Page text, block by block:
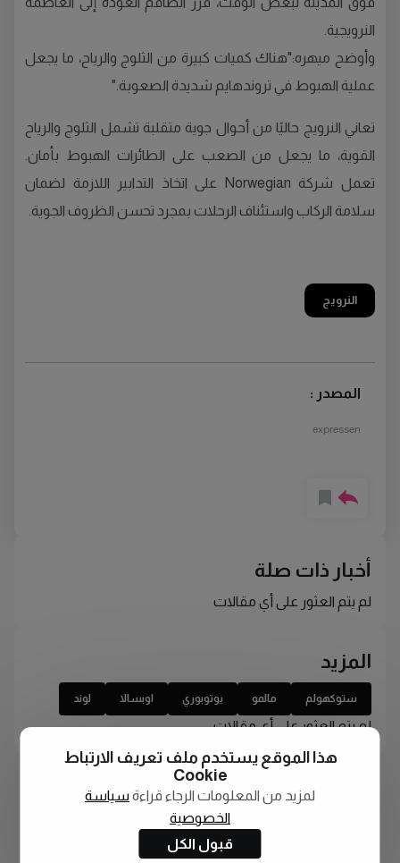
النرويجية.
وأوضح ميهره:"هناك كميات كبيرة من الثلوج والرياح، ما يجعل
عملية الهبوط في تروندهايم شديدة الصعوبة."
تعاني النرويج حاليًا من أحوال جوية متقلبة تشمل الثلوج والرياح
القوية، ما يجعل من الصعب على الطائرات الهبوط بأمان.
تعمل شركة Norwegian على اتخاذ التدابير اللازمة لضمان
سلامة الركاب واستئناف الرحلات بمجرد تحسن الظروف الجوية.
النرويج
المصدر :
expressen
أخبار ذات صلة
لم يتم العثور على أي مقالات
المزيد
ستوكهولم مالمو يوتوبوري اوبسالا لوند
لم يتم العثور على أي مقالات
هذا الموقع يستخدم ملف تعريف الارتباط
Cookie
لمزيد من المعلومات الرجاء قراءة سياسة
الخصوصية
قبول الكل